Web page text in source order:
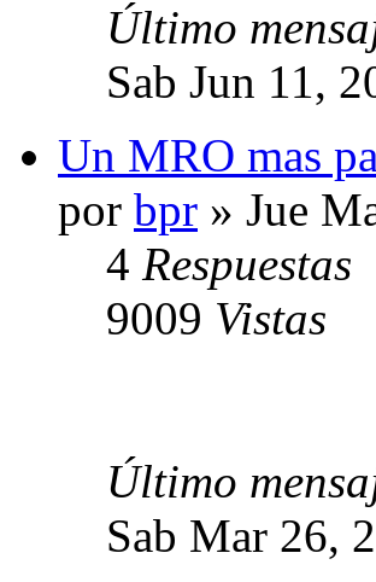
Último
Sab Jun 11,
Un MRO mas
por bpr » Jue
4 Respuestas
9009 Vistas
Último
Sab Mar 26,